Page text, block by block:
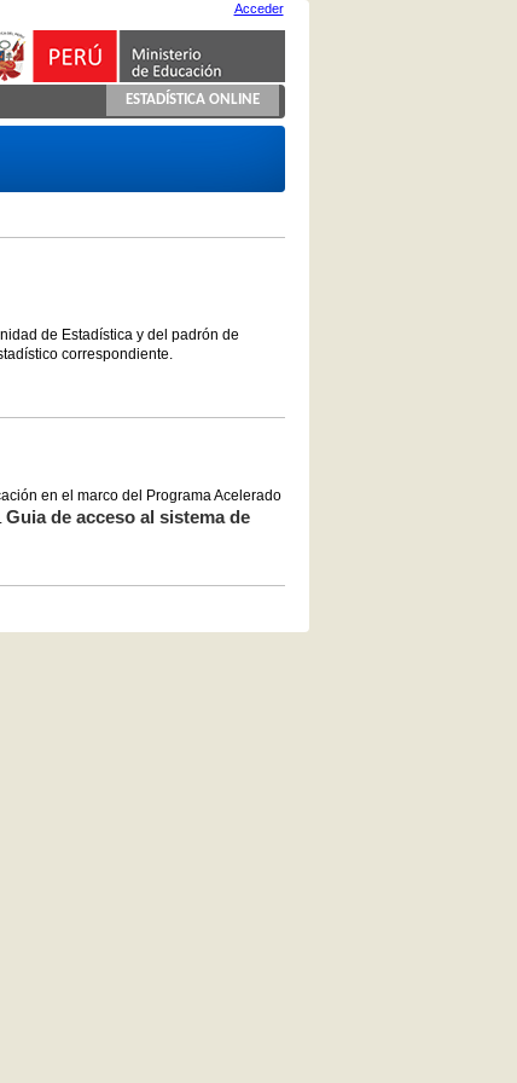
Acceder
ESTADÍSTICA ONLINE
de Estadística y del padrón de
correspondiente.
en el marco del Programa Acelerado
Guia de acceso al sistema de